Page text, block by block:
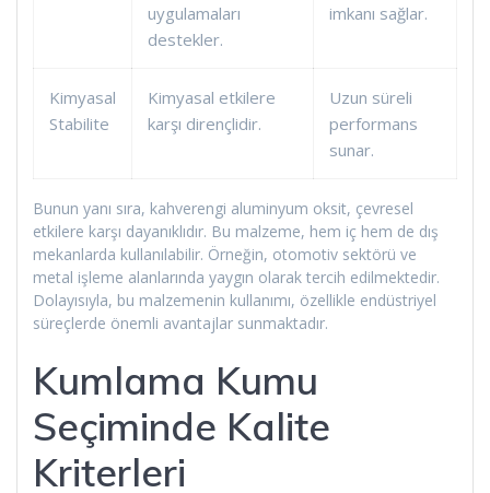
uygulamaları
destekler.
imkanı sağlar.
Kimyasal
Stabilite
Kimyasal etkilere
karşı dirençlidir.
Uzun süreli
performans
sunar.
Bunun yanı sıra, kahverengi aluminyum oksit, çevresel
etkilere karşı dayanıklıdır. Bu malzeme, hem iç hem de dış
mekanlarda kullanılabilir. Örneğin, otomotiv sektörü ve
metal işleme alanlarında yaygın olarak tercih edilmektedir.
Dolayısıyla, bu malzemenin kullanımı, özellikle endüstriyel
süreçlerde önemli avantajlar sunmaktadır.
Kumlama Kumu
Seçiminde Kalite
Kriterleri